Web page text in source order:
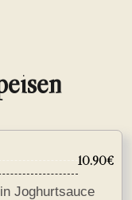
10.90€
Joghurtsauce